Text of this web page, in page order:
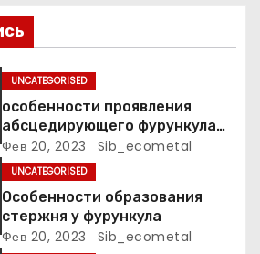
UNCATEGORISED
особенности проявления
абсцедирующего фурункула
код по МКБ-10
Фев 20, 2023 Sib_ecometal
UNCATEGORISED
Особенности образования
стержня у фурункула
Фев 20, 2023 Sib_ecometal